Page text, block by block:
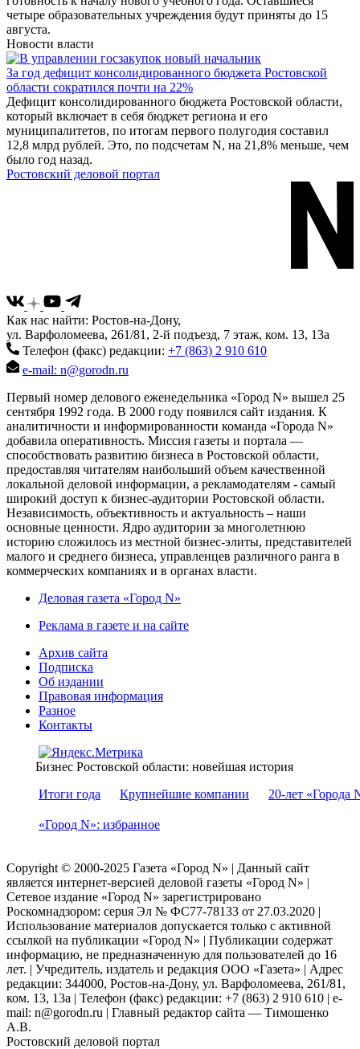
четыре образовательных учреждения будут приняты до 15
августа.
Новости власти
За год дефицит консолидированного бюджета Ростовской
области сократился почти на 22%
Дефицит консолидированного бюджета Ростовской области,
который включает в себя бюджет региона и его
муниципалитетов, по итогам первого полугодия составил
12,8 млрд рублей. Это, по подсчетам N, на 21,8% меньше, чем
было год назад.
Ростовский деловой портал
Как нас найти: Ростов-на-Дону,
ул. Варфоломеева, 261/81, 2-й подъезд, 7 этаж, ком. 13, 13а
Телефон (факс) редакции: +7 (863) 2 910 610
e-mail: n@gorodn.ru
Первый номер делового еженедельника «Город N» вышел 25
сентября 1992 года. В 2000 году появился сайт издания. К
аналитичности и информированности команда «Города N»
добавила оперативность. Миссия газеты и портала —
способствовать развитию бизнеса в Ростовской области,
предоставляя читателям наибольший объем качественной
локальной деловой информации, а рекламодателям - самый
широкий доступ к бизнес-аудитории Ростовской области.
Независимость, объективность и актуальность – наши
основные ценности. Ядро аудитории за многолетнюю
историю сложилось из местной бизнес-элиты, представителей
малого и среднего бизнеса, управленцев различного ранга в
коммерческих компаниях и в органах власти.
Деловая газета «Город N»
Реклама в газете и на сайте
Архив сайта
Подписка
Об издании
Правовая информация
Разное
Контакты
Бизнес Ростовской области: новейшая история
Итоги года
Крупнейшие компании 20-лет «Города
«Город N»: избранное
Copyright © 2000-2025 Газета «Город N» | Данный сайт
является интернет-версией деловой газеты «Город N» |
Сетевое издание «Город N» зарегистрировано
Роскомнадзором: серuя Эл № ФС77-78133 от 27.03.2020 |
Использование материалов допускается только с активной
ссылкой на публикации «Город N» | Публикации содержат
информацию, не предназначенную для пользователей до 16
лет. | Учредитель, издатель и редакция ООО «Газета» | Адрес
редакции: 344000, Ростов-на-Дону, ул. Варфоломеева, 261/81,
ком. 13, 13а | Телефон (факс) редакции: +7 (863) 2 910 610 | e-
mail: n@gorodn.ru | Главный редактор сайта — Тимошенко
А.В.
Ростовский деловой портал